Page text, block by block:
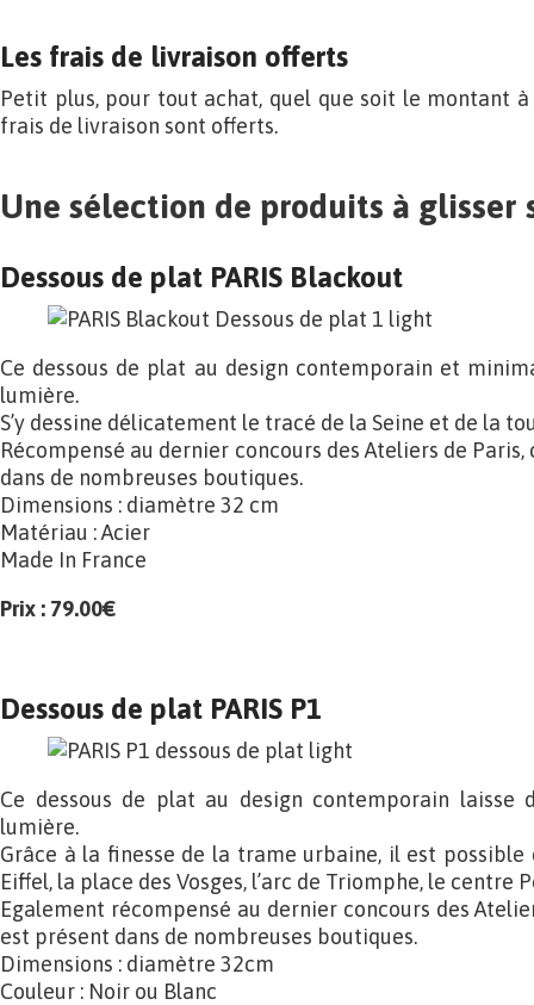
Les frais de livraison offerts
Petit plus, pour tout achat, quel que soit le montant
frais de livraison sont offerts.
Une sélection de produits à glisser
Dessous de plat PARIS Blackout
Ce dessous de plat au design contemporain et
lumière.
S’y dessine délicatement le tracé de la Seine et de la
Récompensé au dernier concours des Ateliers de
dans de nombreuses boutiques.
Dimensions : diamètre 32 cm
Matériau : Acier
Made In France
Prix : 79.00€
Dessous de plat PARIS P1
Ce dessous de plat au design contemporain
lumière.
Grâce à la finesse de la trame urbaine, il est possible
Eiffel, la place des Vosges, l’arc de Triomphe, le centre
Egalement récompensé au dernier concours des
est présent dans de nombreuses boutiques.
Dimensions : diamètre 32cm
Couleur : Noir ou Blanc